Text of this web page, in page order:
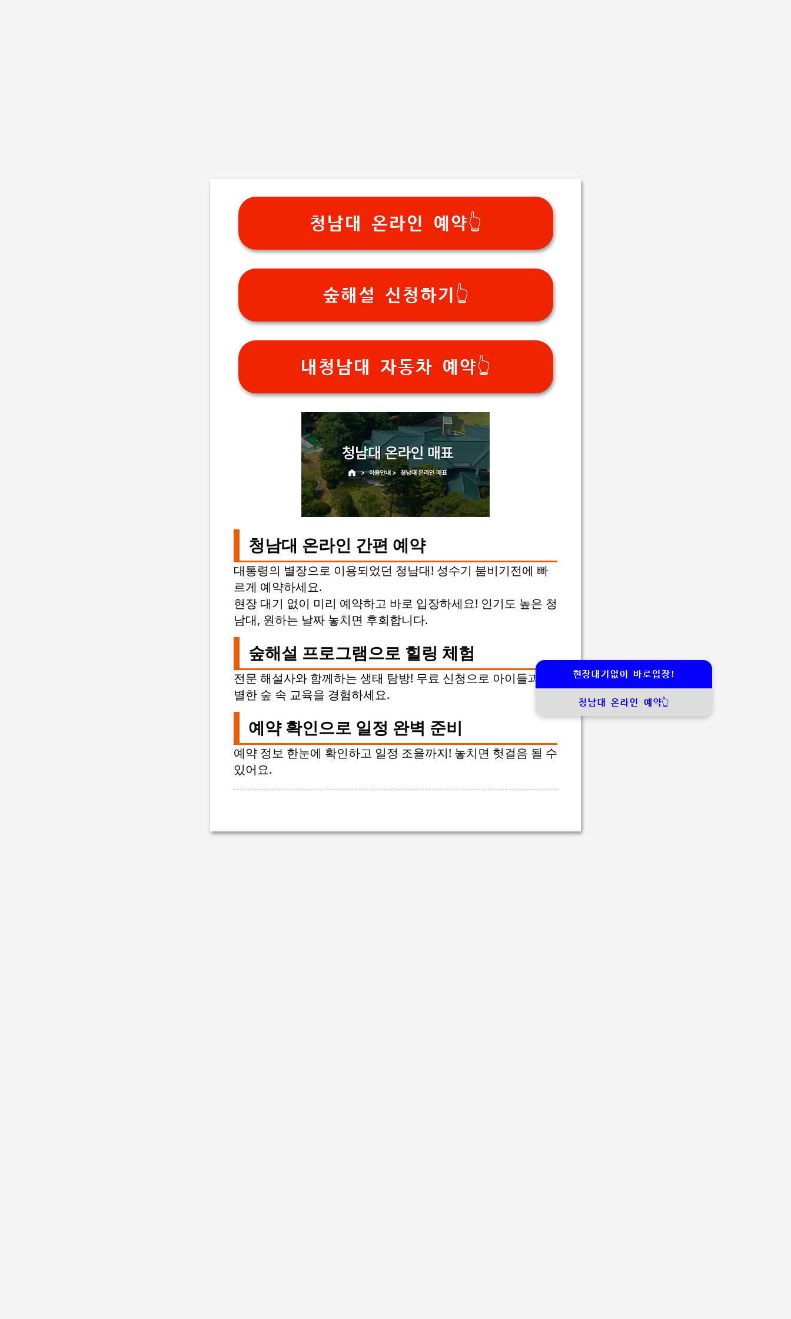
청남대 온라인 예약👆
숲해설 신청하기👆
내청남대 자동차 예약👆
청남대 온라인 간편 예약
대통령의 별장으로 이용되었던 청남대! 성수기 붐비기전에 빠
르게 예약하세요.
현장 대기 없이 미리 예약하고 바로 입장하세요! 인기도 높은 청
남대, 원하는 날짜 놓치면 후회합니다.
숲해설 프로그램으로 힐링 체험
전문 해설사와 함께하는 생태 탐방! 무료 신청으로 아이들과 특
별한 숲 속 교육을 경험하세요.
예약 확인으로 일정 완벽 준비
예약 정보 한눈에 확인하고 일정 조율까지! 놓치면 헛걸음 될 수
있어요.
현장대기없이 바로입장!
청남대 온라인 예약👆